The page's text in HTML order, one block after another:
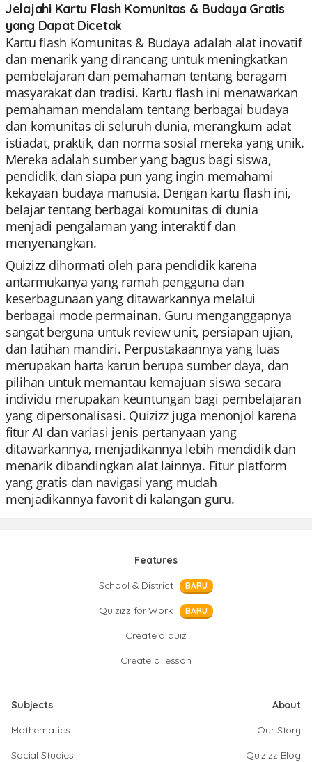
Jelajahi Kartu Flash Komunitas & Budaya Gratis
yang Dapat Dicetak
Kartu flash Komunitas & Budaya adalah alat inovatif
dan menarik yang dirancang untuk meningkatkan
pembelajaran dan pemahaman tentang beragam
masyarakat dan tradisi. Kartu flash ini menawarkan
pemahaman mendalam tentang berbagai budaya
dan komunitas di seluruh dunia, merangkum adat
istiadat, praktik, dan norma sosial mereka yang unik.
Mereka adalah sumber yang bagus bagi siswa,
pendidik, dan siapa pun yang ingin memahami
kekayaan budaya manusia. Dengan kartu flash ini,
belajar tentang berbagai komunitas di dunia
menjadi pengalaman yang interaktif dan
menyenangkan.
Quizizz dihormati oleh para pendidik karena
antarmukanya yang ramah pengguna dan
keserbagunaan yang ditawarkannya melalui
berbagai mode permainan. Guru menganggapnya
sangat berguna untuk review unit, persiapan ujian,
dan latihan mandiri. Perpustakaannya yang luas
merupakan harta karun berupa sumber daya, dan
pilihan untuk memantau kemajuan siswa secara
individu merupakan keuntungan bagi pembelajaran
yang dipersonalisasi. Quizizz juga menonjol karena
fitur AI dan variasi jenis pertanyaan yang
ditawarkannya, menjadikannya lebih mendidik dan
menarik dibandingkan alat lainnya. Fitur platform
yang gratis dan navigasi yang mudah
menjadikannya favorit di kalangan guru.
Features
School & District
BARU
Quizizz for Work BARU
Create a quiz
Create a lesson
Subjects
Mathematics
Social Studies
About
Our Story
Quizizz Blog